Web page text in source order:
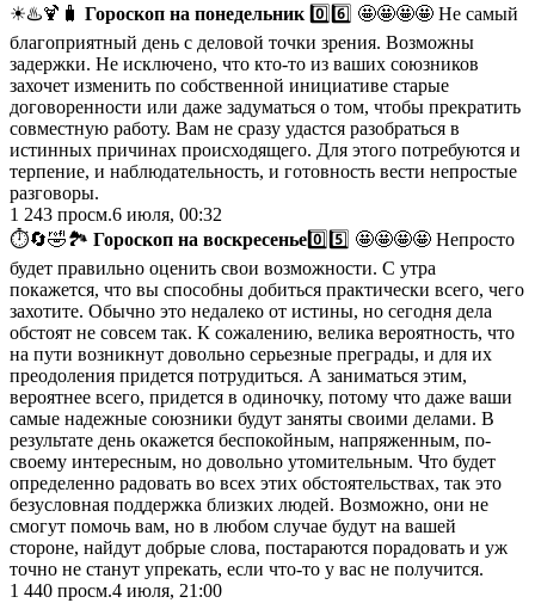
☀♨️🍹🧳 Гороскоп на понедельник 0️⃣6️⃣ 🤩🤩🤩🤩 Не самый
благоприятный день с деловой точки зрения. Возможны
задержки. Не исключено, что кто-то из ваших союзников
захочет изменить по собственной инициативе старые
договоренности или даже задуматься о том, чтобы прекратить
совместную работу. Вам не сразу удастся разобраться в
истинных причинах происходящего. Для этого потребуются и
терпение, и наблюдательность, и готовность вести непростые
разговоры.
1 243 просм.6 июля, 00:32
⏱🔄🤣🏞 Гороскоп на воскресенье0️⃣5️⃣ 🤩🤩🤩🤩 Непросто
будет правильно оценить свои возможности. С утра
покажется, что вы способны добиться практически всего, чего
захотите. Обычно это недалеко от истины, но сегодня дела
обстоят не совсем так. К сожалению, велика вероятность, что
на пути возникнут довольно серьезные преграды, и для их
преодоления придется потрудиться. А заниматься этим,
вероятнее всего, придется в одиночку, потому что даже ваши
самые надежные союзники будут заняты своими делами. В
результате день окажется беспокойным, напряженным, по-
своему интересным, но довольно утомительным. Что будет
определенно радовать во всех этих обстоятельствах, так это
безусловная поддержка близких людей. Возможно, они не
смогут помочь вам, но в любом случае будут на вашей
стороне, найдут добрые слова, постараются порадовать и уж
точно не станут упрекать, если что-то у вас не получится.
1 440 просм.4 июля, 21:00